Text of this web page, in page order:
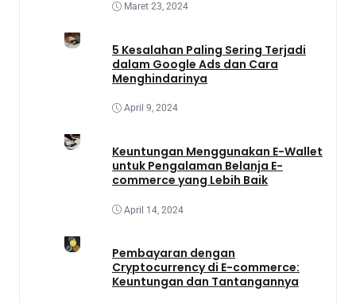
Maret 23, 2024
5 Kesalahan Paling Sering Terjadi
dalam Google Ads dan Cara
Menghindarinya
April 9, 2024
Keuntungan Menggunakan E-Wallet
untuk Pengalaman Belanja E-
commerce yang Lebih Baik
April 14, 2024
Pembayaran dengan
Cryptocurrency di E-commerce:
Keuntungan dan Tantangannya